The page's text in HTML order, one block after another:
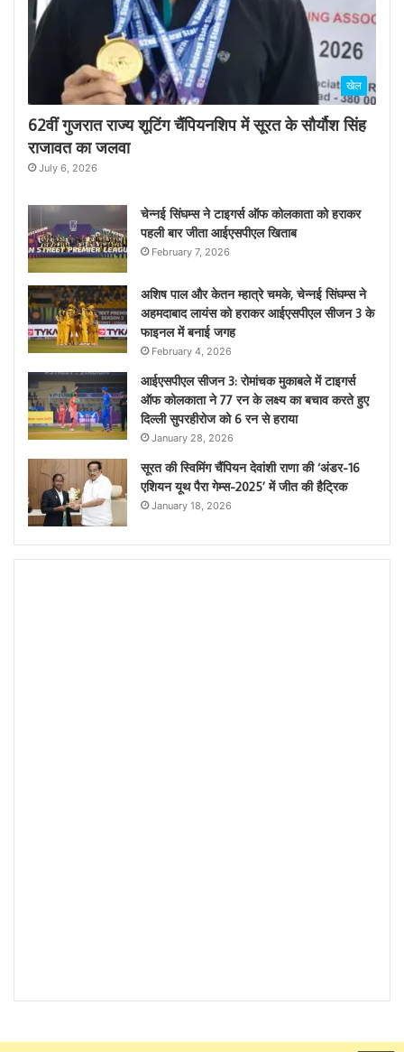
खेल
62वीं गुजरात राज्य शूटिंग चैंपियनशिप में सूरत के सौर्यौश सिंह
राजावत का जलवा
July 6, 2026
चेन्नई सिंघम्स ने टाइगर्स ऑफ कोलकाता को हराकर
पहली बार जीता आईएसपीएल खिताब
February 7, 2026
अशिष पाल और केतन म्हात्रे चमके, चेन्नई सिंघम्स ने
अहमदाबाद लायंस को हराकर आईएसपीएल सीजन 3 के
फाइनल में बनाई जगह
February 4, 2026
आईएसपीएल सीजन 3: रोमांचक मुकाबले में टाइगर्स
ऑफ कोलकाता ने 77 रन के लक्ष्य का बचाव करते हुए
दिल्ली सुपरहीरोज को 6 रन से हराया
January 28, 2026
सूरत की स्विमिंग चैंपियन देवांशी राणा की ‘अंडर-16
एशियन यूथ पैरा गेम्स-2025’ में जीत की हैट्रिक
January 18, 2026